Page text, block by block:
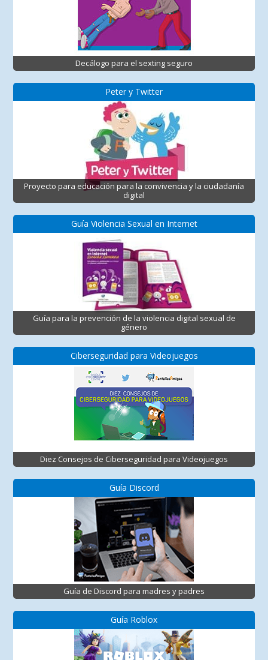
Decálogo para el sexting seguro
Peter y Twitter
Proyecto para educación para la convivencia y la ciudadanía
digital
Guía Violencia Sexual en Internet
Guía para la prevención de la violencia digital sexual de
género
Ciberseguridad para Videojuegos
Diez Consejos de Ciberseguridad para Videojuegos
Guía Discord
Guía de Discord para madres y padres
Guía Roblox